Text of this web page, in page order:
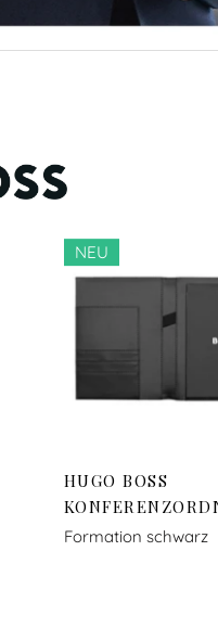
NEU
HUGO BOSS
Formation schwarz